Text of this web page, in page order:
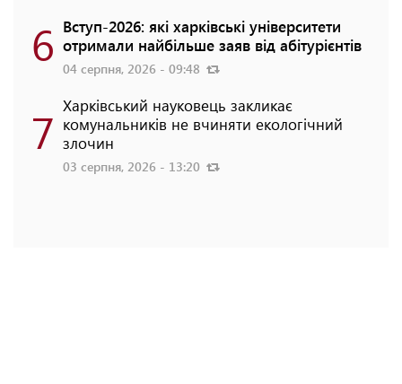
6 Вступ-2026: які харківські університети
отримали найбільше заяв від абітурієнтів
04 серпня, 2026 - 09:48
7 Харківський науковець закликає
комунальників не вчиняти екологічний
злочин
03 серпня, 2026 - 13:20